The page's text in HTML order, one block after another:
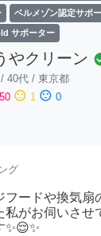
ベルメゾン認定サポ
サポーター
やクリーン
/ 40代 / 東京都
sentiment_neutral 1 sentiment_dissatisfied 0
グ
フードや換気扇
私がお伺いさせ